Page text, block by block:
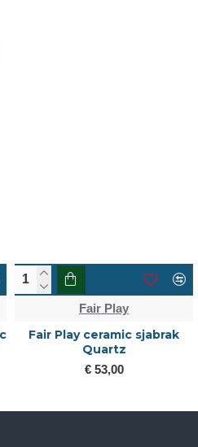
Fair Play
fair play cap quantinum
carbon wide visor
€ 139,95